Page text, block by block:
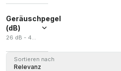
Wand als
der
Decke.
(3 )
Geräuschpegel
(dB)
26 dB - 45 dB
Sortieren nach
Relevanz